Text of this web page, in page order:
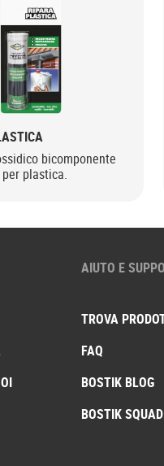
bicomponente
plastica.
AIUTO E
TROVA
FAQ
BOSTIK BLOG
BOSTIK SQUAD